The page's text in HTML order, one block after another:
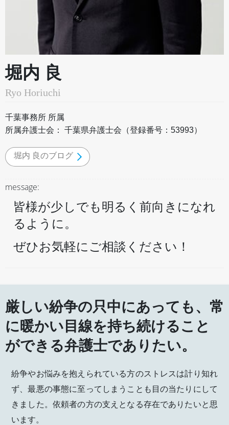
堀内 良
Ryo Horiuchi
千葉事務所 所属
所属弁護士会：
千葉県弁護士会（登録番号：53993）
堀内 良のブログ
message:
皆様が少しでも明るく前向きになれ
るように。
ぜひお気軽にご相談ください！
厳しい紛争の只中にあっても、常
に暖かい目線を持ち続けること
ができる弁護士でありたい。
紛争やお悩みを抱えられている方のストレスは計り知れ
ず、最悪の事態に至ってしまうことも目の当たりにして
きました。依頼者の方の支えとなる存在でありたいと思
います。